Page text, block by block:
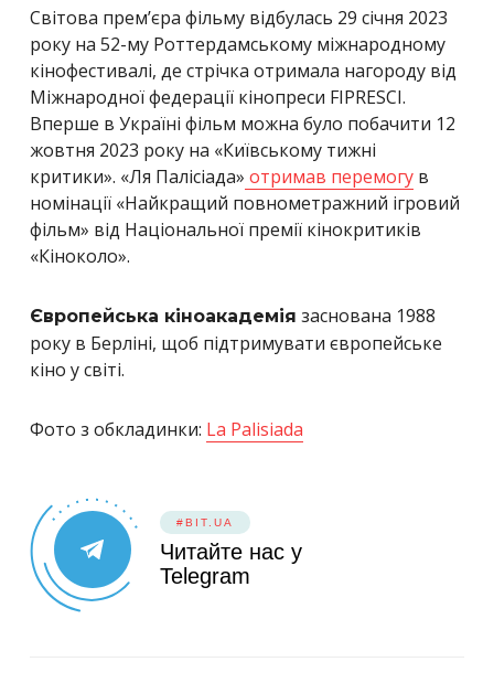
Світова прем’єра фільму відбулась 29 січня 2023
року на 52-му Роттердамському міжнародному
кінофестивалі, де стрічка отримала нагороду від
Міжнародної федерації кінопреси FIPRESCI.
Вперше в Україні фільм можна було побачити 12
жовтня 2023 року на «Київському тижні
критики». «Ля Палісіада» отримав перемогу в
номінації «Найкращий повнометражний ігровий
фільм» від Національної премії кінокритиків
«Кіноколо».
Європейська кіноакадемія заснована 1988
року в Берліні, щоб підтримувати європейське
кіно у світі.
Фото з обкладинки: La Palisiada
#BIT.UA
Читайте нас у
Telegram